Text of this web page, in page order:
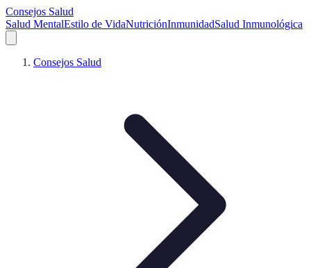
Consejos Salud
Salud MentalEstilo de VidaNutriciónInmunidadSalud Inmunológica
Consejos Salud